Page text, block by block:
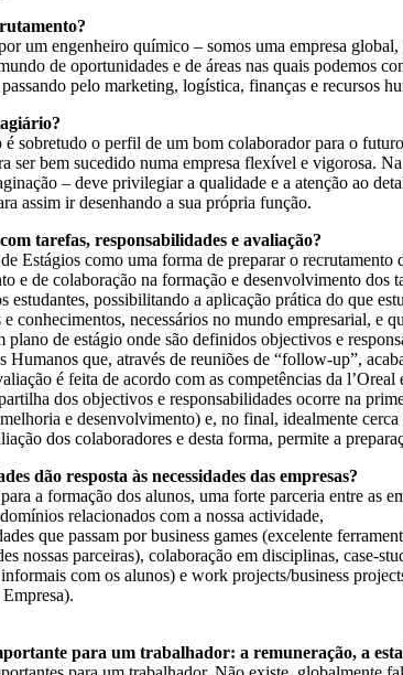
um engenheiro químico – somos uma empresa
de oportunidades e de áreas nas quais podemos
pelo marketing, logística, finanças e recursos
sobretudo o perfil de um bom colaborador para o
ser bem sucedido numa empresa flexível e vigorosa.
– deve privilegiar a qualidade e a atenção ao
assim ir desenhando a sua própria função.
tarefas, responsabilidades e avaliação?
Estágios como uma forma de preparar o recrutamento
e de colaboração na formação e desenvolvimento
possibilitando a aplicação prática do que
conhecimentos, necessários no mundo empresarial, e
plano de estágio onde são definidos objectivos e
Humanos que, através de reuniões de “follow-up”,
é feita de acordo com as competências da
dos objectivos e responsabilidades ocorre na
e desenvolvimento) e, no final, idealmente
dos colaboradores e desta forma, permite a
dão resposta às necessidades das empresas?
a formação dos alunos, uma forte parceria entre as
relacionados com a nossa actividade,
que passam por business games (excelente
nossas parceiras), colaboração em disciplinas, case-
com os alunos) e work projects/business
para um trabalhador: a remuneração, a